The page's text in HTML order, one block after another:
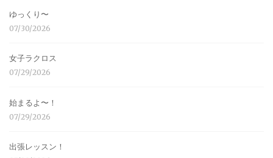
ゆっくり〜
07/30/2026
女子ラクロス
07/29/2026
始まるよ〜！
07/29/2026
出張レッスン！